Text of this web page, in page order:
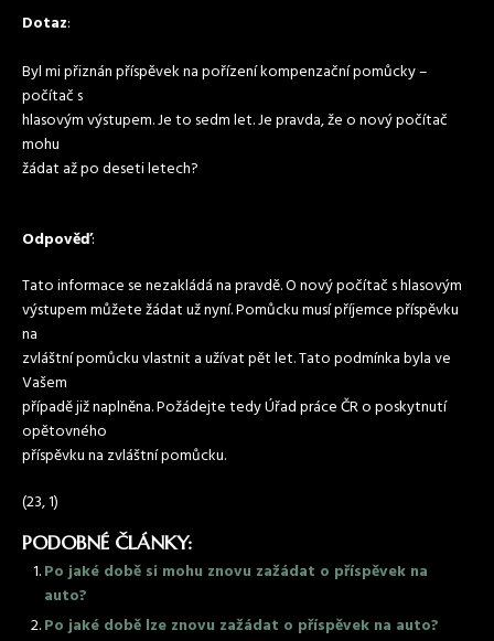
Dotaz:
Byl mi přiznán příspěvek na pořízení kompenzační pomůcky –
počítač s
hlasovým výstupem. Je to sedm let. Je pravda, že o nový počítač
mohu
žádat až po deseti letech?
Odpověď:
Tato informace se nezakládá na pravdě. O nový počítač s hlasovým
výstupem můžete žádat už nyní. Pomůcku musí příjemce příspěvku
na
zvláštní pomůcku vlastnit a užívat pět let. Tato podmínka byla ve
Vašem
případě již naplněna. Požádejte tedy Úřad práce ČR o poskytnutí
opětovného
příspěvku na zvláštní pomůcku.
(23, 1)
PODOBNÉ ČLÁNKY:
Po jaké době si mohu znovu zažádat o příspěvek na
auto?
Po jaké době lze znovu zažádat o příspěvek na auto?